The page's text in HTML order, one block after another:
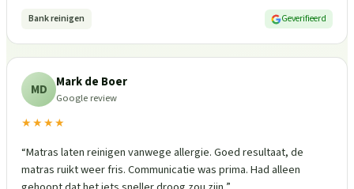
Bank reinigen Geverifieerd
MD Mark de Boer
Google review
★★★★
“Matras laten reinigen vanwege allergie. Goed resultaat, de
matras ruikt weer fris. Communicatie was prima. Had alleen